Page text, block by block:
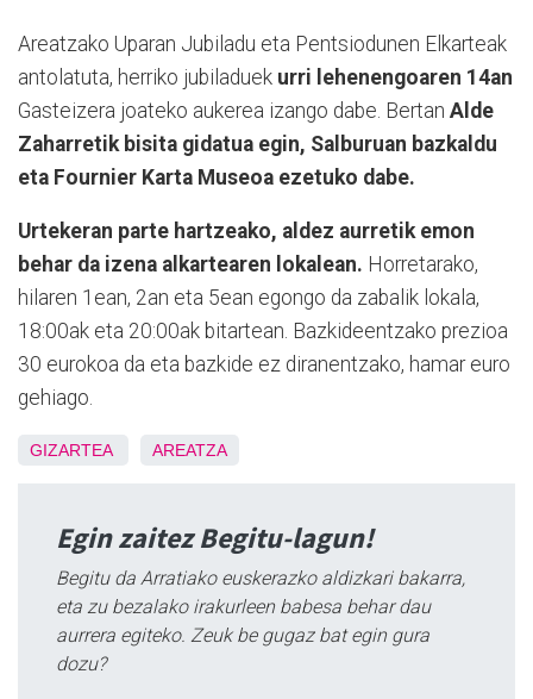
Areatzako Uparan Jubiladu eta Pentsiodunen Elkarteak
antolatuta, herriko jubiladuek urri lehenengoaren 14an
Gasteizera joateko aukerea izango dabe. Bertan Alde
Zaharretik bisita gidatua egin, Salburuan bazkaldu
eta Fournier Karta Museoa ezetuko dabe.
Urtekeran parte hartzeako, aldez aurretik emon
behar da izena alkartearen lokalean. Horretarako,
hilaren 1ean, 2an eta 5ean egongo da zabalik lokala,
18:00ak eta 20:00ak bitartean. Bazkideentzako prezioa
30 eurokoa da eta bazkide ez diranentzako, hamar euro
gehiago.
GIZARTEA AREATZA
Egin zaitez Begitu-lagun!
Begitu da Arratiako euskerazko aldizkari bakarra,
eta zu bezalako irakurleen babesa behar dau
aurrera egiteko. Zeuk be gugaz bat egin gura
dozu?